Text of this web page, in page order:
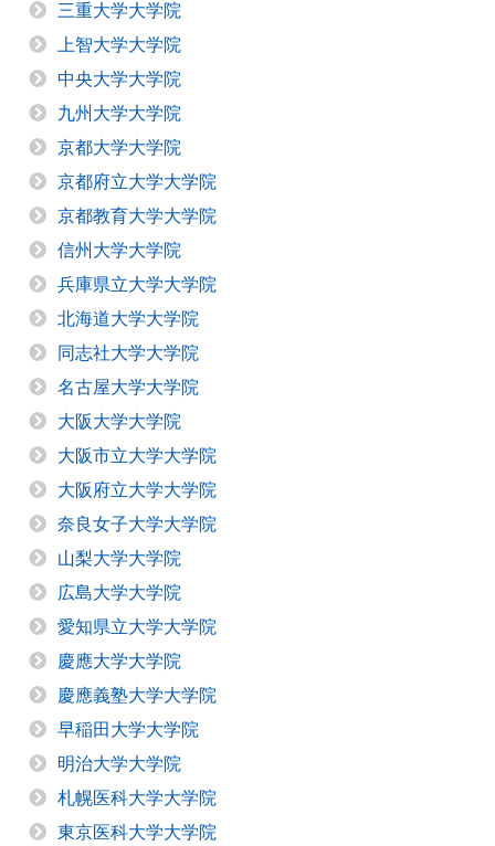
三重大学大学院
上智大学大学院
中央大学大学院
九州大学大学院
京都大学大学院
京都府立大学大学院
京都教育大学大学院
信州大学大学院
兵庫県立大学大学院
北海道大学大学院
同志社大学大学院
名古屋大学大学院
大阪大学大学院
大阪市立大学大学院
大阪府立大学大学院
奈良女子大学大学院
山梨大学大学院
広島大学大学院
愛知県立大学大学院
慶應大学大学院
慶應義塾大学大学院
早稲田大学大学院
明治大学大学院
札幌医科大学大学院
東京医科大学大学院